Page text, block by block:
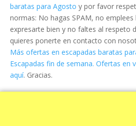
baratas para Agosto y por favor
normas: No hagas SPAM, no
expresarte bien y no faltes al respeto
quieres ponerte en contacto con
Más ofertas en escapadas baratas
Escapadas fin de semana. Ofertas en
aquí. Gracias.